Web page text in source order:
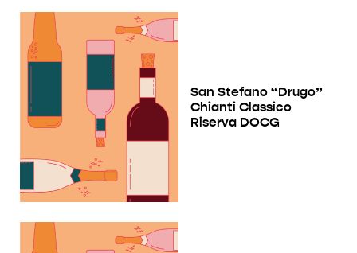
San Stefano “Drugo”
Chianti Classico
Riserva DOCG